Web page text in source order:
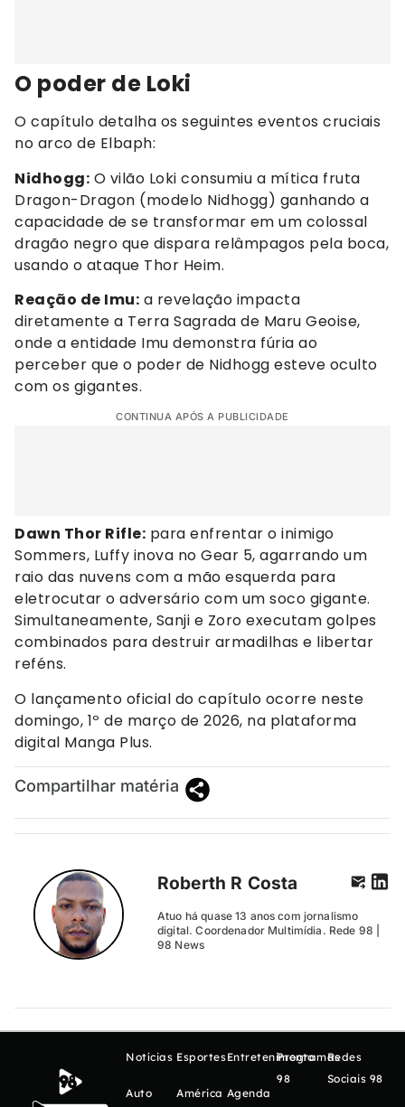
O poder de Loki
O capítulo detalha os seguintes eventos cruciais
no arco de Elbaph:
Nidhogg: O vilão Loki consumiu a mítica fruta
Dragon-Dragon (modelo Nidhogg) ganhando a
capacidade de se transformar em um colossal
dragão negro que dispara relâmpagos pela boca,
usando o ataque Thor Heim.
Reação de Imu: a revelação impacta
diretamente a Terra Sagrada de Maru Geoise,
onde a entidade Imu demonstra fúria ao
perceber que o poder de Nidhogg esteve oculto
com os gigantes.
CONTINUA APÓS A PUBLICIDADE
Dawn Thor Rifle: para enfrentar o inimigo
Sommers, Luffy inova no Gear 5, agarrando um
raio das nuvens com a mão esquerda para
eletrocutar o adversário com um soco gigante.
Simultaneamente, Sanji e Zoro executam golpes
combinados para destruir armadilhas e libertar
reféns.
O lançamento oficial do capítulo ocorre neste
domingo, 1º de março de 2026, na plataforma
digital Manga Plus.
Compartilhar matéria
Roberth R Costa
Atuo há quase 13 anos com jornalismo
digital. Coordenador Multimídia. Rede 98 |
98 News
Notícias
Auto
Esportes
América
Entretenimento
Agenda
Programas
98
Redes
Sociais 98